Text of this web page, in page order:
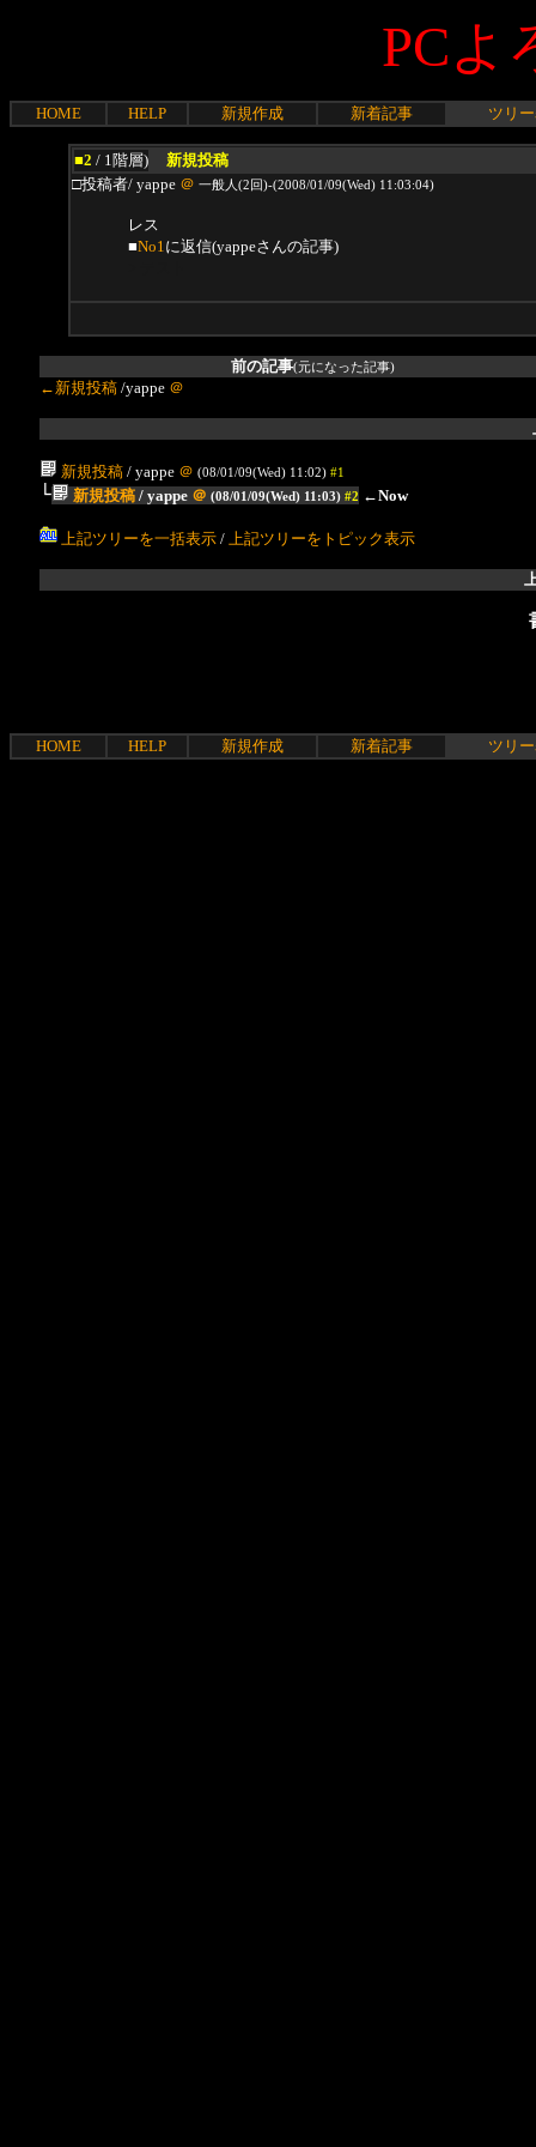
PCよ
HOME HELP 新規作成 新着記事 ツリ
■2 / 1階層)
新規投稿
□投稿者/ yappe ＠ 一般人(2回)-(2008/01/09(Wed) 11:03:04)
レス
■No1 に返信(yappeさんの記事)
前の記事(元になった記事)
←新規投稿/yappe ＠
新規投稿/ yappe ＠ (08/01/09(Wed) 11:02) #1
└ 新規投稿/ yappe ＠ (08/01/09(Wed) 11:03) #2 ←Now
上記ツリーを一括表示/ 上記ツリーをトピック表示
HOME HELP 新規作成 新着記事 ツリ